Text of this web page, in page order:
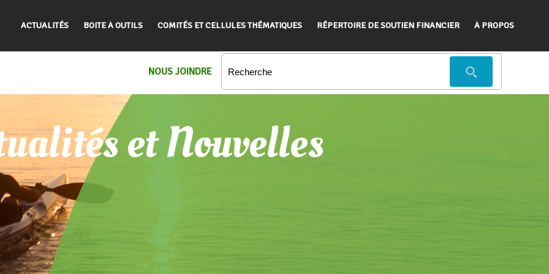
ACTUALITÉS BOITE À OUTILS COMITÉS ET CELLULES THÉMATIQUES RÉPERTOIRE DE SOUTIEN FINANCIER À PROPOS
NOUS JOINDRE
et Nouvelles